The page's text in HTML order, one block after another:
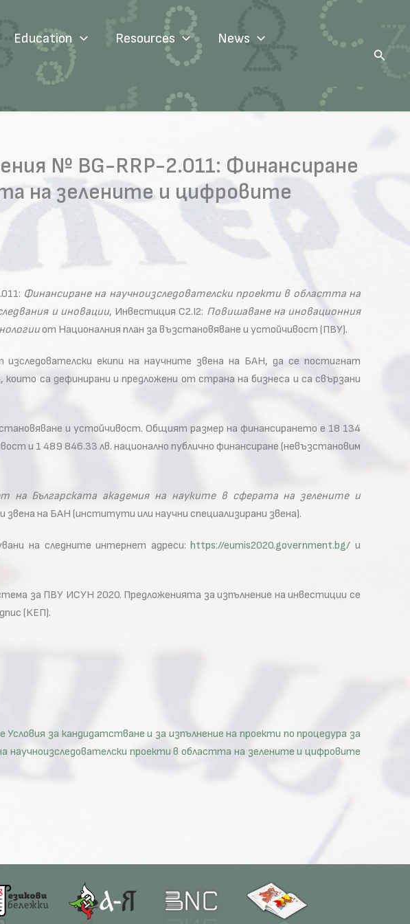
Education Resources News
Search
№ BG-RRP-2.011: Финансиране
на зелените и цифровите
Финансиране на научноизследователски проекти в областта на
и иновации, Инвестиция C2.I2: Повишаване на иновационния
от Националния план за възстановяване и устойчивост (ПВУ).
екипи на научните звена на БАН, да се постигнат
са дефинирани и предложени от страна на бизнеса и са свързани
и устойчивост. Общият размер на финансирането е 18 134
и 1 489 846.33 лв. национално публично финансиране (невъзстановим
на Българската академия на науките в сферата на зелените и
на БАН (институти или научни специализирани звена).
на следните интернет адреси:https://eumis2020.government.bg/ и
за ПВУ ИСУН 2020. Предложенията за изпълнение на инвестиции се
(КЕП).
за кандидатстване и за изпълнение на проекти по процедура за
научноизследователски проекти в областта на зелените и цифровите